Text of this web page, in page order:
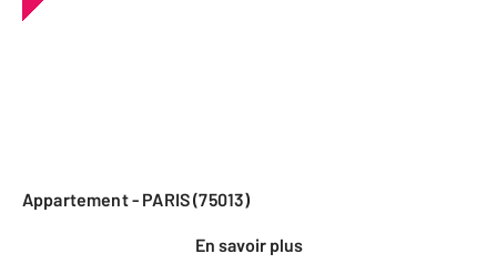
Appartement - PARIS (75013)
En savoir plus